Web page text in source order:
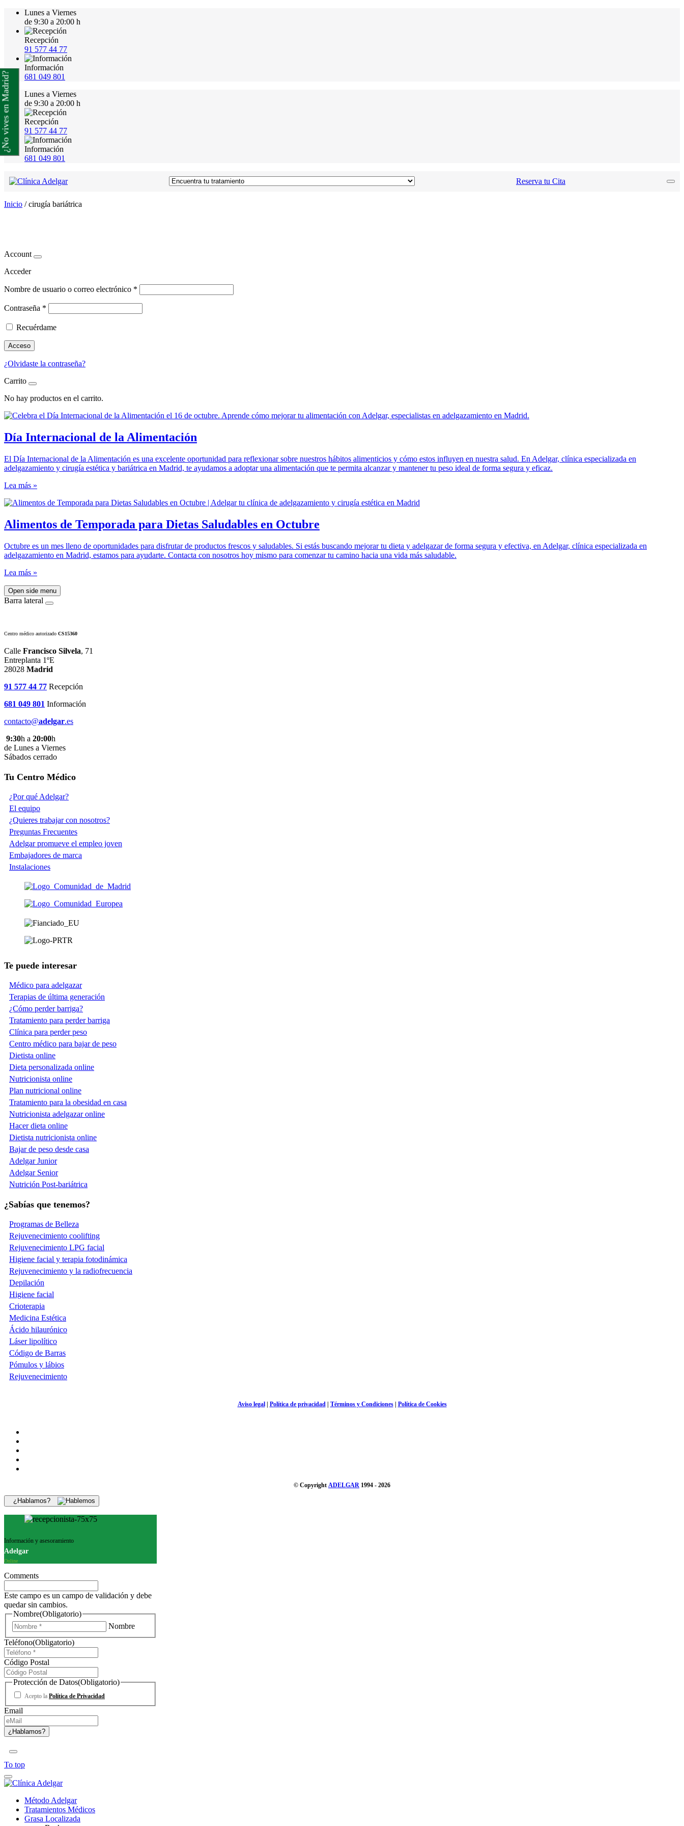
Lunes a Viernes
de 9:30 a 20:00 h
Recepción
91 577 44 77
Información
681 049 801
Lunes a Viernes
de 9:30 a 20:00 h
Recepción
91 577 44 77
Información
681 049 801
Reserva tu Cita
Inicio /cirugía bariátrica
Account
Acceder
Nombre de usuario o correo electrónico *
Contraseña *
Recuérdame
Acceso
¿Olvidaste la contraseña?
Carrito
No hay productos en el carrito.
Día Internacional de la Alimentación
El Día Internacional de la Alimentación es una excelente oportunidad para reflexionar sobre nuestros hábitos alimenticios y cómo estos influyen en nuestra salud. En Adelgar, clínica especializada en
adelgazamiento y cirugía estética y bariátrica en Madrid, te ayudamos a adoptar una alimentación que te permita alcanzar y mantener tu peso ideal de forma segura y eficaz.
Lea más »
Alimentos de Temporada para Dietas Saludables en Octubre
Octubre es un mes lleno de oportunidades para disfrutar de productos frescos y saludables. Si estás buscando mejorar tu dieta y adelgazar de forma segura y efectiva, en Adelgar, clínica especializada en
adelgazamiento en Madrid, estamos para ayudarte. Contacta con nosotros hoy mismo para comenzar tu camino hacia una vida más saludable.
Lea más »
Open side menu
Barra lateral
Centro médico autorizado CS15360
Calle Francisco Silvela, 71
Entreplanta 1ºE
28028 Madrid
91 577 44 77 Recepción
681 049 801 Información
contacto@adelgar.es
9:30h a 20:00h
de Lunes a Viernes
Sábados cerrado
Tu Centro Médico
¿Por qué Adelgar?
El equipo
¿Quieres trabajar con nosotros?
Preguntas Frecuentes
Adelgar promueve el empleo joven
Embajadores de marca
Instalaciones
Te puede interesar
Médico para adelgazar
Terapias de última generación
¿Cómo perder barriga?
Tratamiento para perder barriga
Clínica para perder peso
Centro médico para bajar de peso
Dietista online
Dieta personalizada online
Nutricionista online
Plan nutricional online
Tratamiento para la obesidad en casa
Nutricionista adelgazar online
Hacer dieta online
Dietista nutricionista online
Bajar de peso desde casa
Adelgar Junior
Adelgar Senior
Nutrición Post-bariátrica
¿Sabías que tenemos?
Programas de Belleza
Rejuvenecimiento coolifting
Rejuvenecimiento LPG facial
Higiene facial y terapia fotodinámica
Rejuvenecimiento y la radiofrecuencia
Depilación
Higiene facial
Crioterapia
Medicina Estética
Ácido hilaurónico
Láser lipolítico
Código de Barras
Pómulos y lábios
Rejuvenecimiento
Aviso legal| Política de privacidad | Términos y Condiciones| Política de Cookies
© Copyright ADELGAR 1994 - 2026
¿Hablamos?
Información y asesoramiento
Adelgar
Online
Comments
Este campo es un campo de validación y debe
quedar sin cambios.
Nombre(Obligatorio)
Nombre
Teléfono(Obligatorio)
Código Postal
Protección de Datos(Obligatorio)
Acepto la Política de Privacidad
Email
To top
Método Adelgar
Tratamientos Médicos
Grasa Localizada
¿No vives en Madrid?